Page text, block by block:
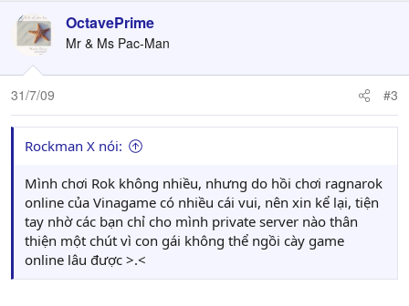
OctavePrime
Mr & Ms Pac-Man
31/7/09 #3
Rockman X nói:
Mình chơi Rok không nhiều, nhưng do hồi chơi ragnarok
online của Vinagame có nhiều cái vui, nên xin kể lại, tiện
tay nhờ các bạn chỉ cho mình private server nào thân
thiện một chút vì con gái không thể ngồi cày game
online lâu được >.<